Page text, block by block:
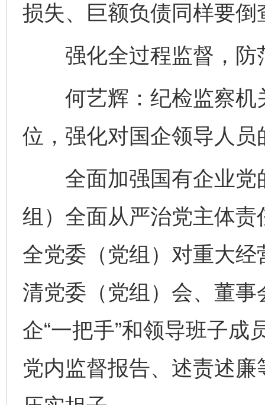
损失、巨额负债同样要倒
强化全过程监督，防
何艺辉：纪检监察机
位，强化对国企领导人员
全面加强国有企业党
组）全面从严治党主体
全党委（党组）对重大
清党委（党组）会、董
企“一把手”和领导班子
党内监督报告、述责述